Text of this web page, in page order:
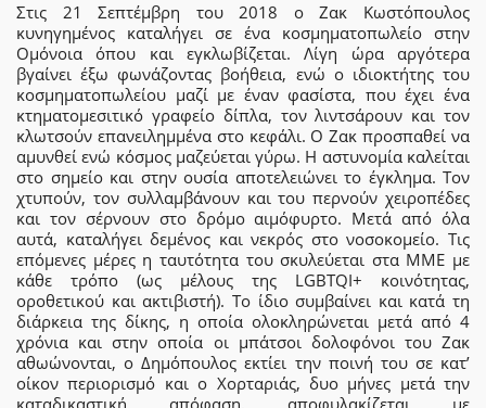
Στις 21 Σεπτέμβρη του 2018 ο Ζακ Κωστόπουλος
κυνηγημένος καταλήγει σε ένα κοσμηματοπωλείο στην
Ομόνοια όπου και εγκλωβίζεται. Λίγη ώρα αργότερα
βγαίνει έξω φωνάζοντας βοήθεια, ενώ ο ιδιοκτήτης του
κοσμηματοπωλείου μαζί με έναν φασίστα, που έχει ένα
κτηματομεσιτικό γραφείο δίπλα, τον λιντσάρουν και τον
κλωτσούν επανειλημμένα στο κεφάλι. Ο Ζακ προσπαθεί να
αμυνθεί ενώ κόσμος μαζεύεται γύρω. Η αστυνομία καλείται
στο σημείο και στην ουσία αποτελειώνει το έγκλημα. Τον
χτυπούν, τον συλλαμβάνουν και του περνούν χειροπέδες
και τον σέρνουν στο δρόμο αιμόφυρτο. Μετά από όλα
αυτά, καταλήγει δεμένος και νεκρός στο νοσοκομείο. Τις
επόμενες μέρες η ταυτότητα του σκυλεύεται στα ΜΜΕ με
κάθε τρόπο (ως μέλους της LGBTQI+ κοινότητας,
οροθετικού και ακτιβιστή). Το ίδιο συμβαίνει και κατά τη
διάρκεια της δίκης, η οποία ολοκληρώνεται μετά από 4
χρόνια και στην οποία οι μπάτσοι δολοφόνοι του Ζακ
αθωώνονται, ο Δημόπουλος εκτίει την ποινή του σε κατ’
οίκον περιορισμό και ο Χορταριάς, δυο μήνες μετά την
καταδικαστική απόφαση, αποφυλακίζεται με